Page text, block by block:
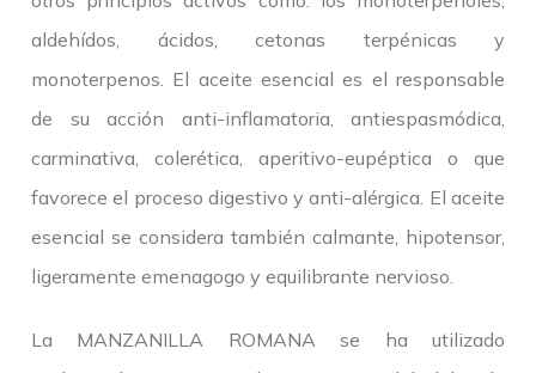
aldehídos, ácidos, cetonas terpénicas y
monoterpenos. El aceite esencial es el responsable
de su acción anti-inflamatoria, antiespasmódica,
carminativa, colerética, aperitivo-eupéptica o que
favorece el proceso digestivo y anti-alérgica. El aceite
esencial se considera también calmante, hipotensor,
ligeramente emenagogo y equilibrante nervioso.
La MANZANILLA ROMANA se ha utilizado